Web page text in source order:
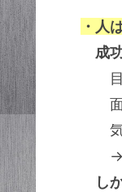
・人
成
目
面
気
し